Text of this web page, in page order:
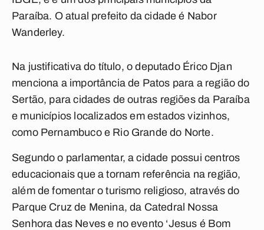
Paraíba. O atual prefeito da cidade é Nabor
Wanderley.
Na justificativa do título, o deputado Érico Djan
menciona a importância de Patos para a região do
Sertão, para cidades de outras regiões da Paraíba
e municípios localizados em estados vizinhos,
como Pernambuco e Rio Grande do Norte.
Segundo o parlamentar, a cidade possui centros
educacionais que a tornam referência na região,
além de fomentar o turismo religioso, através do
Parque Cruz de Menina, da Catedral Nossa
Senhora das Neves e no evento ‘Jesus é Bom